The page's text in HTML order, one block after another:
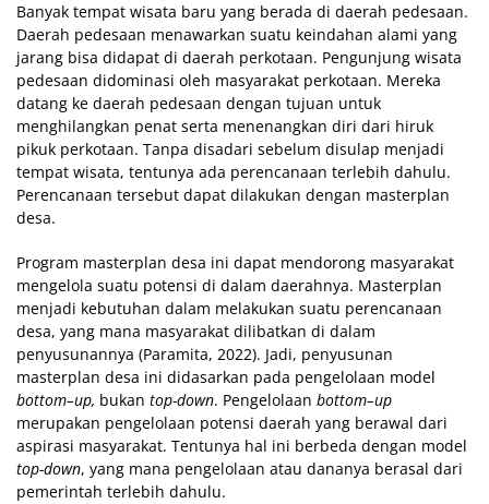
Banyak tempat wisata baru yang berada di daerah pedesaan.
Daerah pedesaan menawarkan suatu keindahan alami yang
jarang bisa didapat di daerah perkotaan. Pengunjung wisata
pedesaan didominasi oleh masyarakat perkotaan. Mereka
datang ke daerah pedesaan dengan tujuan untuk
menghilangkan penat serta menenangkan diri dari hiruk
pikuk perkotaan. Tanpa disadari sebelum disulap menjadi
tempat wisata, tentunya ada perencanaan terlebih dahulu.
Perencanaan tersebut dapat dilakukan dengan masterplan
desa.
Program masterplan desa ini dapat mendorong masyarakat
mengelola suatu potensi di dalam daerahnya. Masterplan
menjadi kebutuhan dalam melakukan suatu perencanaan
desa, yang mana masyarakat dilibatkan di dalam
penyusunannya (Paramita, 2022). Jadi, penyusunan
masterplan desa ini didasarkan pada pengelolaan model
bottom–up, bukan top-down. Pengelolaan bottom–up
merupakan pengelolaan potensi daerah yang berawal dari
aspirasi masyarakat. Tentunya hal ini berbeda dengan model
top-down, yang mana pengelolaan atau dananya berasal dari
pemerintah terlebih dahulu.